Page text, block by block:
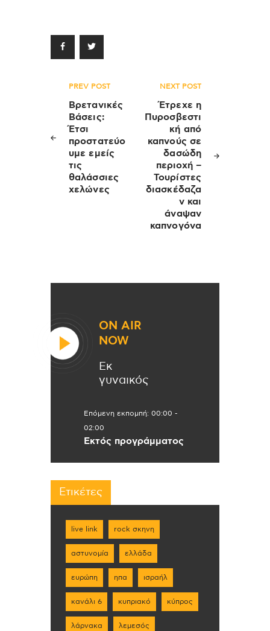
Πλοήγηση
άρθρων
PREV POST
Βρετανικές
Βάσεις:
Έτσι
προστατεύο
υμε εμείς
τις
θαλάσσιες
χελώνες
NEXT POST
Έτρεχε η
Πυροσβεστι
κή από
καπνούς σε
δασώδη
περιοχή –
Τουρίστες
διασκέδαζα
ν και
άναψαν
καπνογόνα
ON AIR
NOW
Εκ
γυναικός
Επόμενη εκπομπή: 00:00 -
02:00
Εκτός προγράμματος
Ετικέτες
live link rock σκηνη
αστυνομία ελλάδα
ευρώπη ηπα ισραήλ
κανάλι 6 κυπριακό κύπρος
λάρνακα λεμεσός